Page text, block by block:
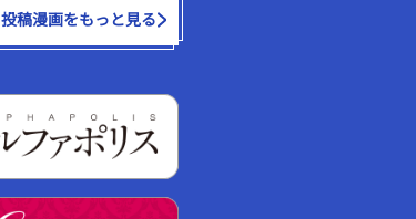
投稿漫画をもっと見る